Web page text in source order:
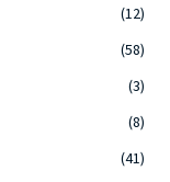
(12)
(58)
(3)
(8)
(41)